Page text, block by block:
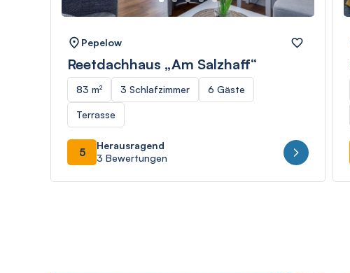
Pepelow
Reetdachhaus „Am Salzhaff“
83 m² 3 Schlafzimmer 6 Gäste
Terrasse
5
Herausragend
3 Bewertungen